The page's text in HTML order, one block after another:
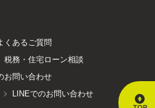
くあるご質問
税務・住宅ローン相談
お問い合わせ
LINEでのお問い合わせ